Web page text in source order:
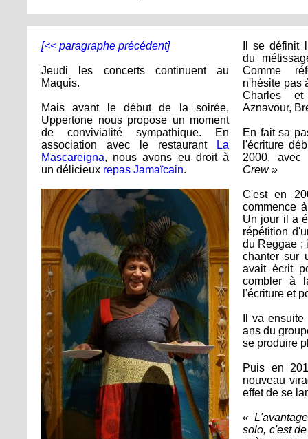
[<< paragraphe précédent]
Jeudi les concerts continuent au
Maquis.
Mais avant le début de la soirée,
Uppertone nous propose un moment
de convivialité sympathique. En
association avec le restaurant
La
Mascareigna, nous avons eu droit à
un délicieux repas Jamaïcain.
Il se définit
du
Comme
n'hésite pas
Charles
Aznavour,
En fait sa
l'écriture
2000,
Crew »
C'est en
commence
Un jour il a
répétition
du Reggae ;
chanter sur
avait écrit
combler à
l'écriture et
Il va
ans du
se produire
Puis en
nouveau
effet de se
«
solo, c'est